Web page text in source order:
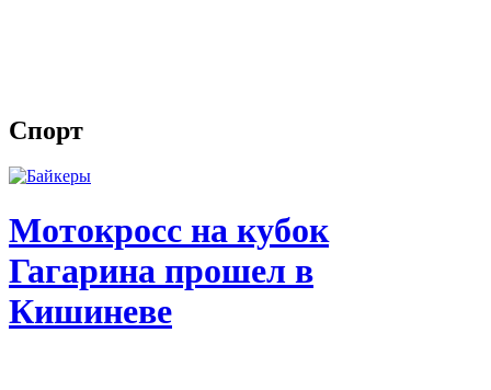
Спорт
Мотокросс на кубок
Гагарина прошел в
Кишиневе